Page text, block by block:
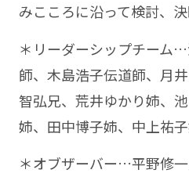
みこころに沿って検討、
＊リーダーシップチーム
師、木島浩子伝道師、月
智弘兄、荒井ゆかり姉、
姉、田中博子姉、中上祐
＊オブザーバー…平野修